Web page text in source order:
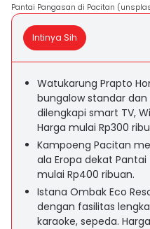
Pantai Pangasan di Pacitan
Intinya Sih
Watukarung Prapto
bungalow standar
dilengkapi smart TV,
Harga mulai Rp300
Kampoeng Pacitan
ala Eropa dekat
mulai Rp400 ribuan.
Istana Ombak Eco
dengan fasilitas
karaoke, sepeda.